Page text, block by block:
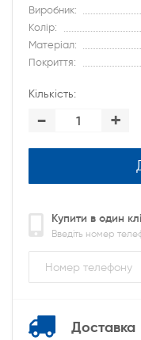
Виробник:
Колір:
Матеріал:
Покриття:
Кількість:
- +
Купити в один
Введіть номер
Доставка